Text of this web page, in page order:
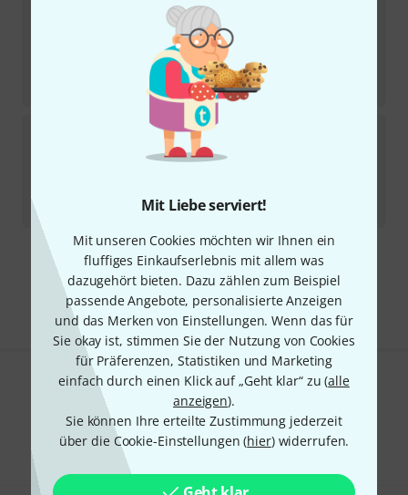
Mit Liebe serviert!
Mit unseren Cookies möchten wir Ihnen ein
fluffiges Einkaufserlebnis mit allem was
dazugehört bieten. Dazu zählen zum Beispiel
passende Angebote, personalisierte Anzeigen
und das Merken von Einstellungen. Wenn das für
Sie okay ist, stimmen Sie der Nutzung von Cookies
für Präferenzen, Statistiken und Marketing
einfach durch einen Klick auf „Geht klar“ zu (alle
anzeigen).
Sie können Ihre erteilte Zustimmung jederzeit
über die Cookie-Einstellungen (hier) widerrufen.
14077
10
Sofort lieferbar
UVP: 156,90 €
14086
29
Kurzfristig lieferbar (2–5 Tage)
UVP:242,90 €
-29%
Kostenloser Versand ab 29 €
Alle Preise inkl. MwSt.
Gefällt Ihnen, was Sie sehen?
Teilen Hilfe & Feedback